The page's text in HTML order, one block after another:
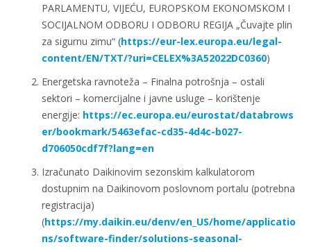
PARLAMENTU, VIJEĆU, EUROPSKOM EKONOMSKOM I
SOCIJALNOM ODBORU I ODBORU REGIJA „Čuvajte plin
za sigurnu zimu“ (https://eur-lex.europa.eu/legal-
content/EN/TXT/?uri=CELEX%3A52022DC0360)
Energetska ravnoteža – Finalna potrošnja – ostali
sektori – komercijalne i javne usluge – korištenje
energije: https://ec.europa.eu/eurostat/databrows
er/bookmark/5463efac-cd35-4d4c-b027-
d706050cdf7f?lang=en
Izračunato Daikinovim sezonskim kalkulatorom
dostupnim na Daikinovom poslovnom portalu (potrebna
registracija)
(https://my.daikin.eu/denv/en_US/home/applicatio
ns/software-finder/solutions-seasonal-